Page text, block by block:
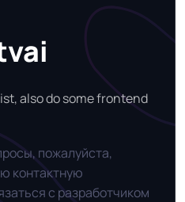
also do some frontend
пожалуйста,
контактную
с разработчиком